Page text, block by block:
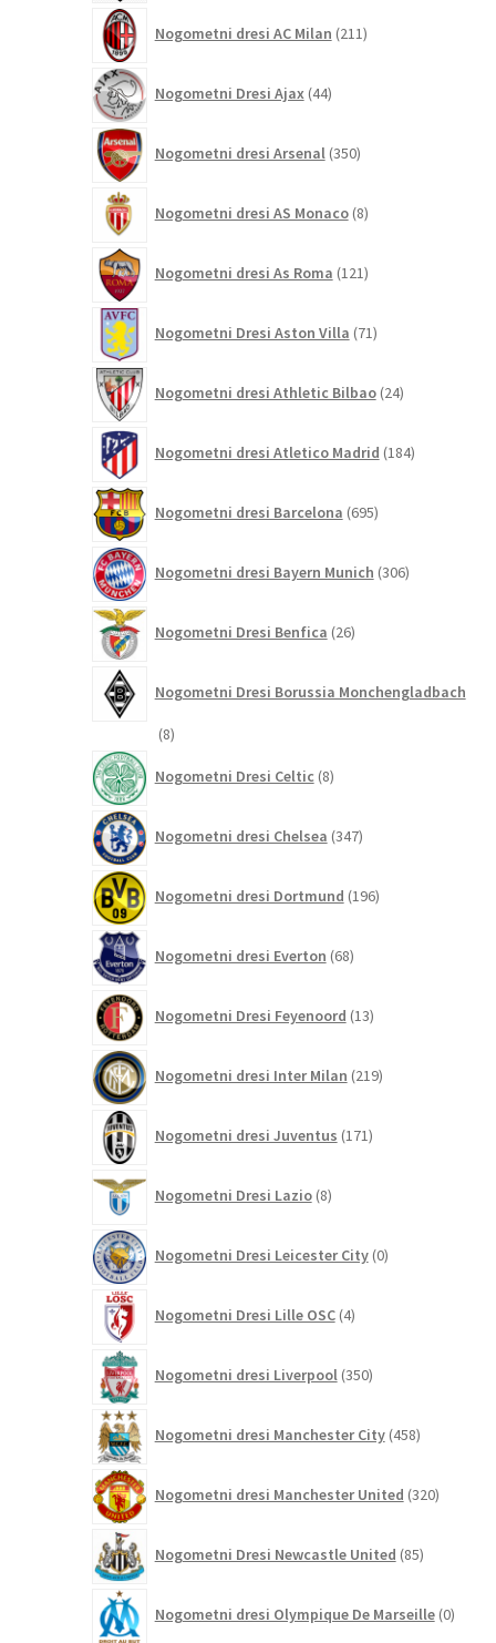
Nogometni dresi AC Milan 211izdelkov
Nogometni Dresi Ajax 44izdelkov
Nogometni dresi Arsenal 350izdelkov
Nogometni dresi AS Monaco 8izdelkov
Nogometni dresi As Roma 121izdelkov
Nogometni Dresi Aston Villa 71izdelkov
Nogometni dresi Athletic Bilbao 24izdelkov
Nogometni dresi Atletico Madrid 184izdelkov
Nogometni dresi Barcelona 695izdelkov
Nogometni dresi Bayern Munich 306izdelkov
Nogometni Dresi Benfica 26izdelkov
Nogometni Dresi Borussia Monchengladbach
88
Nogometni Dresi Celtic 8izdelkov
Nogometni dresi Chelsea 347izdelkov
Nogometni dresi Dortmund 196izdelkov
Nogometni dresi Everton 68izdelkov
Nogometni Dresi Feyenoord 13izdelkov
Nogometni dresi Inter Milan 219izdelkov
Nogometni dresi Juventus 171izdelkov
Nogometni Dresi Lazio 8izdelkov
Nogometni Dresi Leicester City 0izdelkov
Nogometni Dresi Lille OSC 4izdelki
Nogometni dresi Liverpool 350izdelkov
Nogometni dresi Manchester City 458izdelkov
Nogometni dresi Manchester United 320izdelkov
Nogometni Dresi Newcastle United 85izdelkov
Nogometni dresi Olympique De Marseille 0